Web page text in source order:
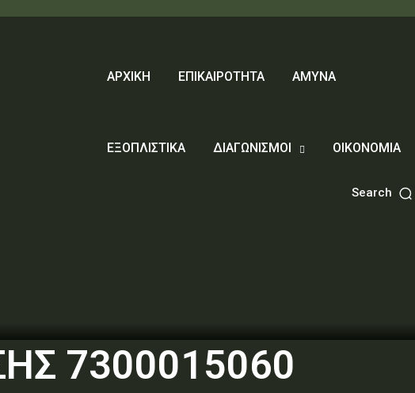
ΑΡΧΙΚΗ ΕΠΙΚΑΙΡΟΤΗΤΑ ΑΜΥΝΑ
ΕΞΟΠΛΙΣΤΙΚΑ ΔΙΑΓΩΝΙΣΜΟΙ ΟΙΚΟΝΟΜΙΑ
Search
7300015060